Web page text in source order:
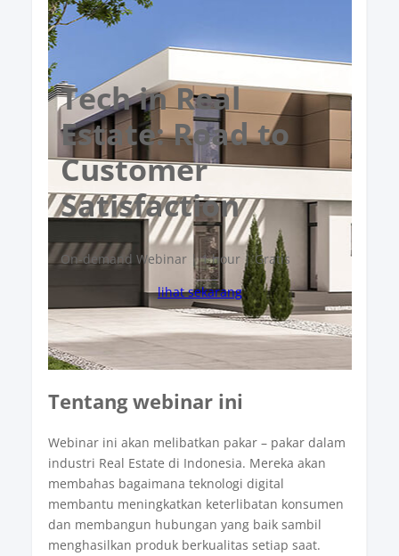
Tech in Real
Estate: Road to
Customer
Satisfaction
On-demand Webinar | 1 hour | Gratis
lihat sekarang
Tentang webinar ini
Webinar ini akan melibatkan pakar – pakar dalam
industri Real Estate di Indonesia. Mereka akan
membahas bagaimana teknologi digital
membantu meningkatkan keterlibatan konsumen
dan membangun hubungan yang baik sambil
menghasilkan produk berkualitas setiap saat.